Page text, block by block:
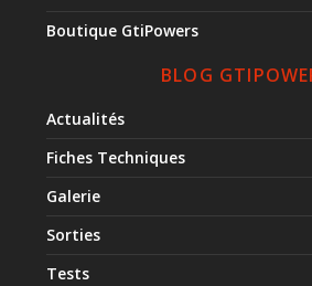
Boutique GtiPowers
BLOG
Actualités
Fiches Techniques
Galerie
Sorties
Tests